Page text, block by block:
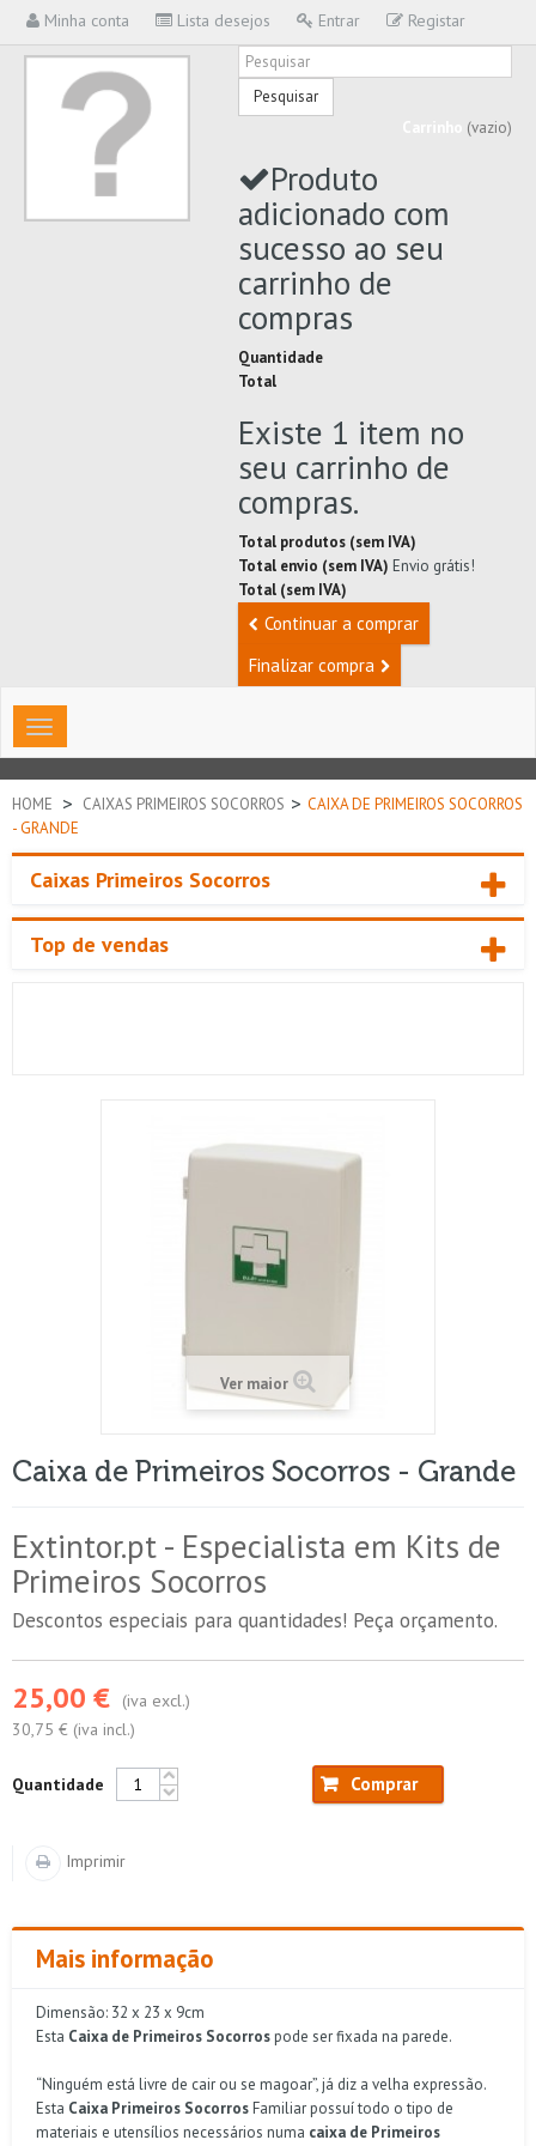
Minha conta Lista desejos Entrar Registar
Pesquisar
(vazio)
Produto
adicionado com
sucesso ao seu
carrinho de
compras
Quantidade
Total
Existe 1 item no
seu carrinho de
compras.
Total produtos (sem IVA)
Total envio (sem IVA) Envio grátis!
Total (sem IVA)
Continuar a comprar
Finalizar compra
Toggle
navigation
HOME > CAIXAS PRIMEIROS SOCORROS > CAIXA DE PRIMEIROS SOCORROS
- GRANDE
Caixas Primeiros Socorros
Top de vendas
Ver maior
Caixa de Primeiros Socorros - Grande
Extintor.pt - Especialista em Kits de
Primeiros Socorros
Descontos especiais para quantidades! Peça orçamento.
25,00 €
(iva excl.)
30,75 € (iva incl.)
Quantidade Comprar
Imprimir
Mais informação
Dimensão: 32 x 23 x 9cm
Esta Caixa de Primeiros Socorrospode ser fixada na parede.
“Ninguém está livre de cair ou se magoar”, já diz a velha expressão.
Esta Caixa Primeiros SocorrosFamiliar possuí todo o tipo de
materiais e utensílios necessários numa caixa de Primeiros